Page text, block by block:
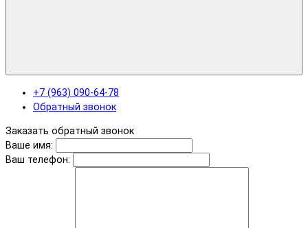
+7 (963) 090-64-78
Обратный звонок
Заказать обратный звонок
Ваше имя:
Ваш телефон: